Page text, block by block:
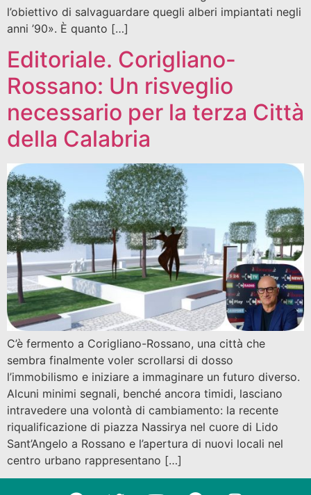
l’obiettivo di salvaguardare quegli alberi impiantati negli
anni ’90». È quanto […]
Editoriale. Corigliano-
Rossano: Un risveglio
necessario per la terza Città
della Calabria
C’è fermento a Corigliano-Rossano, una città che
sembra finalmente voler scrollarsi di dosso
l’immobilismo e iniziare a immaginare un futuro diverso.
Alcuni minimi segnali, benché ancora timidi, lasciano
intravedere una volontà di cambiamento: la recente
riqualificazione di piazza Nassirya nel cuore di Lido
Sant’Angelo a Rossano e l’apertura di nuovi locali nel
centro urbano rappresentano […]